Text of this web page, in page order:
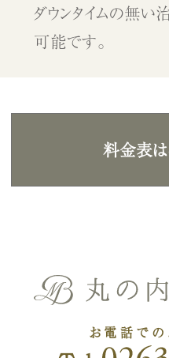
ダウンタイムの無い
可能です。
料金表は
お電話で